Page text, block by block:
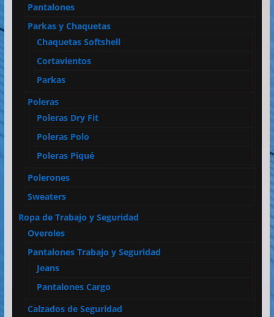
Pantalones
Parkas y Chaquetas
Chaquetas Softshell
Cortavientos
Parkas
Poleras
Poleras Dry Fit
Poleras Polo
Poleras Piqué
Polerones
Sweaters
Ropa de Trabajo y Seguridad
Overoles
Pantalones Trabajo y Seguridad
Jeans
Pantalones Cargo
Calzados de Seguridad